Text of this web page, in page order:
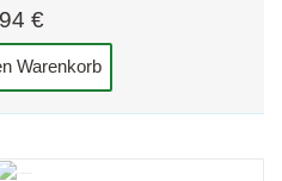
€
Warenkorb